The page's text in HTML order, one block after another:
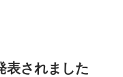
表されました